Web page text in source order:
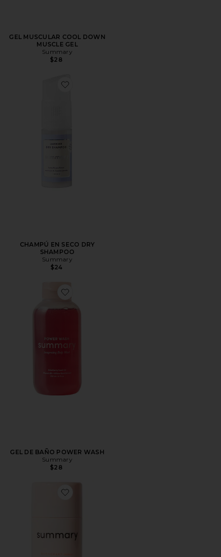
GEL MUSCULAR COOL DOWN
MUSCLE GEL
Summary
$28
Favorite CHAMPÚ EN SECO DRY SHAMPOO
CHAMPÚ EN SECO DRY
SHAMPOO
Summary
$24
Favorite GEL DE BAÑO POWER WASH
GEL DE BAÑO POWER WASH
Summary
$28
Favorite DESODORANTE DEODORANT